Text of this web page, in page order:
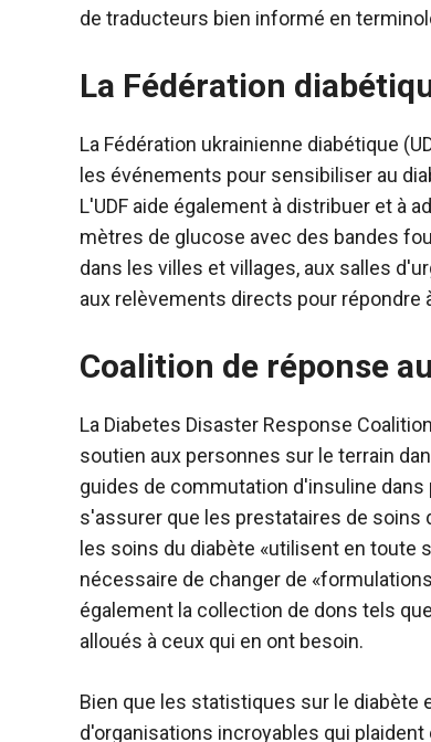
de traducteurs bien informé en
La Fédération
La Fédération ukrainienne diabétique
les événements pour sensibiliser au
L'UDF aide également à distribuer et à
mètres de glucose avec des bandes
dans les villes et villages, aux salles
aux relèvements directs pour répondre
Coalition de réponse
La Diabetes Disaster Response
soutien aux personnes sur le terrain
guides de commutation d'insuline
s'assurer que les prestataires de soins
les soins du diabète «utilisent en
nécessaire de changer de
également la collection de dons tels
alloués à ceux qui en ont besoin.
Bien que les statistiques sur le diabète
d'organisations incroyables qui